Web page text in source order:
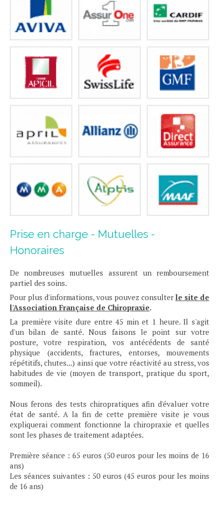
Prise en charge - Mutuelles -
Honoraires
De nombreuses mutuelles assurent un remboursement
partiel des soins.
Pour plus d'informations, vous pouvez consulter le site de
l'Association Française de Chiropraxie.
La première visite dure entre 45 min et 1 heure. Il s'agit
d'un bilan de santé. Nous faisons le point sur votre
posture, votre respiration, vos antécédents de santé
physique (accidents, fractures, entorses, mouvements
répétitifs, chutes...) ainsi que votre réactivité au stress, vos
habitudes de vie (moyen de transport, pratique du sport,
sommeil).
Nous ferons des tests chiropratiques afin d'évaluer votre
état de santé. A la fin de cette première visite je vous
expliquerai comment fonctionne la chiropraxie et quelles
sont les phases de traitement adaptées.
Première séance : 65 euros (50 euros pour les moins de 16
ans)
Les séances suivantes : 50 euros (45 euros pour les moins
de 16 ans)